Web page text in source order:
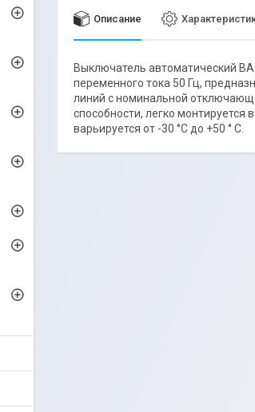
Описание
Выключатель автоматический
переменного тока 50 Гц,
линий с номинальной
способности, легко монтируется
варьируется от -30 °C до +50 ° C.